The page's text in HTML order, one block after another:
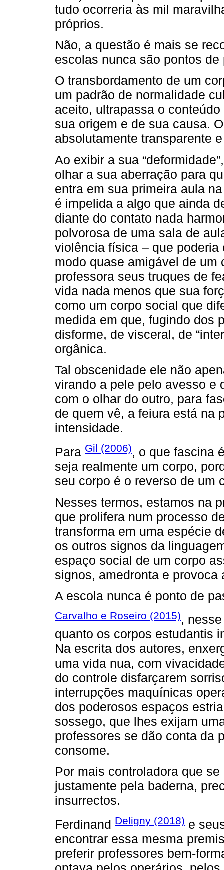
tudo ocorreria às mil
próprios.
Não, a questão é mais se
escolas nunca são pontos
O transbordamento de um
um padrão de normalidade
aceito, ultrapassa o
sua origem e de sua causa.
absolutamente transparente
Ao exibir a sua
olhar a sua aberração para
entra em sua primeira aula
é impelida a algo que ainda
diante do contato nada
polvorosa de uma sala de
violência física – que
modo quase amigável de um
professora seus truques de
vida nada menos que sua
como um corpo social que
medida em que, fugindo dos
disforme, de visceral, de
orgânica.
Tal obscenidade ele não
virando a pele pelo avesso e
com o olhar do outro, para
de quem vê, a feiura está na
intensidade.
Para Gil (2006), o que fascina
seja realmente um corpo,
seu corpo é o reverso de um
Nesses termos, estamos na
que prolifera num processo
transforma em uma espécie
os outros signos da
espaço social de um corpo
signos, amedronta e
A escola nunca é ponto de
Carvalho e Roseiro (2015),
quanto os corpos estudantis
Na escrita dos autores,
uma vida nua, com
do controle disfarçarem
interrupções maquínicas
dos poderosos espaços
sossego, que lhes exijam
professores se dão conta da
consome.
Por mais controladora que
justamente pela baderna,
insurrectos.
Ferdinand Deligny (2018) e
encontrar essa mesma
preferir professores bem-